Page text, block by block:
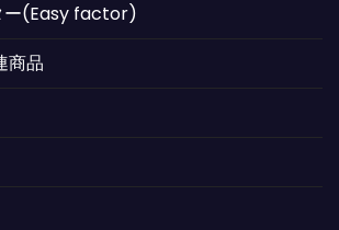
ー(Easy factor)
商品